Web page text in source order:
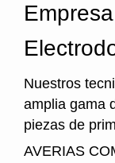
Nuestros
amplia gama
piezas de
AVERIAS